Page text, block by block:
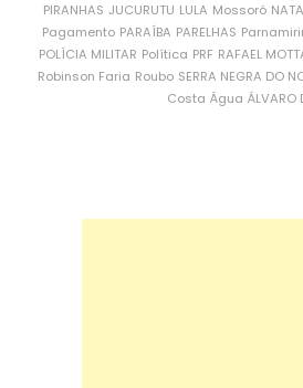
PIRANHAS JUCURUTU LULA Mossoró
Pagamento PARAÍBA PARELHAS
POLÍCIA MILITAR Política PRF RAFAEL
Robinson Faria Roubo SERRA NEGRA DO
Costa Água ÁLVARO